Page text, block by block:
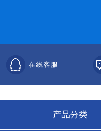
在线客服
产品分类